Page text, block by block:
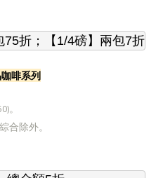
折；【1/4磅】兩包7折
啡系列
。
合除外。